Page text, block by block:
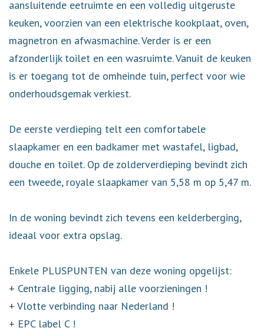
aansluitende eetruimte en een volledig uitgeruste
keuken, voorzien van een elektrische kookplaat, oven,
magnetron en afwasmachine. Verder is er een
afzonderlijk toilet en een wasruimte. Vanuit de keuken
is er toegang tot de omheinde tuin, perfect voor wie
onderhoudsgemak verkiest.
De eerste verdieping telt een comfortabele
slaapkamer en een badkamer met wastafel, ligbad,
douche en toilet. Op de zolderverdieping bevindt zich
een tweede, royale slaapkamer van 5,58 m op 5,47 m.
In de woning bevindt zich tevens een kelderberging,
ideaal voor extra opslag.
Enkele PLUSPUNTEN van deze woning opgelijst:
+ Centrale ligging, nabij alle voorzieningen !
+ Vlotte verbinding naar Nederland !
+ EPC label C !